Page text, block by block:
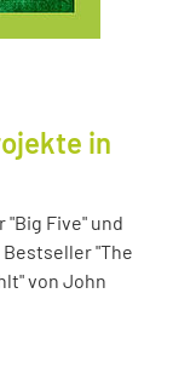
in
Five" und
"The
von John